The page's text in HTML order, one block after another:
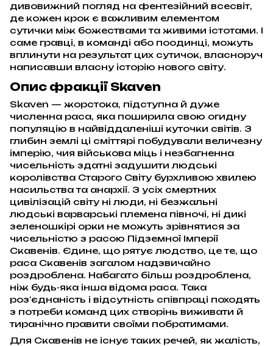
дивовижний погляд на фентезійний всесвіт,
де кожен крок є важливим елементом
сутички між божествами та живими істотами. І
саме гравці, в команді або поодинці, можуть
вплинути на результат цих сутичок, власноруч
написавши власну історію нового світу.
Опис фракції Skaven
Skaven — жорстока, підступна й дуже
численна раса, яка поширила свою огидну
популяцію в найвіддаленіші куточки світів. З
глибин землі ці сміттярі побудували величезну
імперію, чия військова міць і незбагненна
чисельність здатні задушити людські
королівства Старого Світу бурхливою хвилею
насильства та анархії. З усіх смертних
цивілізацій світу ні люди, ні безжальні
людські варварські племена півночі, ні дикі
зеленошкірі орки не можуть зрівнятися за
чисельністю з расою Підземної Імперії
Скавенів. Єдине, що рятує людство, це те, що
раса Скавенів загалом надзвичайно
роздроблена. Набагато більш роздроблена,
ніж будь-яка інша відома раса. Така
роз'єднаність і відсутність співпраці походять
з потреби команд цих створінь виживати й
тиранічно правити своїми побратимами.
Для Скавенів не існує таких речей, як жалість,